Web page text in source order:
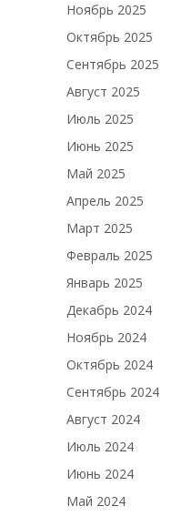
Ноябрь 2025
Октябрь 2025
Сентябрь 2025
Август 2025
Июль 2025
Июнь 2025
Май 2025
Апрель 2025
Март 2025
Февраль 2025
Январь 2025
Декабрь 2024
Ноябрь 2024
Октябрь 2024
Сентябрь 2024
Август 2024
Июль 2024
Июнь 2024
Май 2024